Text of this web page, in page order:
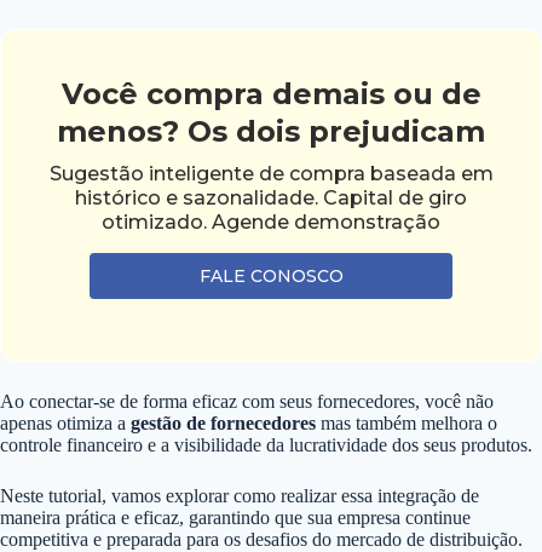
Você compra demais ou de
menos? Os dois prejudicam
Sugestão inteligente de compra baseada em
histórico e sazonalidade. Capital de giro
otimizado. Agende demonstração
FALE CONOSCO
Ao conectar-se de forma eficaz com seus fornecedores, você não
apenas otimiza a gestão de fornecedores mas também melhora o
controle financeiro e a visibilidade da lucratividade dos seus produtos.
Neste tutorial, vamos explorar como realizar essa integração de
maneira prática e eficaz, garantindo que sua empresa continue
competitiva e preparada para os desafios do mercado de distribuição.